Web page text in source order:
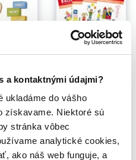
a kontaktnými údajmi?
ukladáme do vášho
získavame. Niektoré sú
stránka vôbec
analytické cookies,
ako náš web funguje, a
Logovedko skúma predložky
,Mária Ruhalovská ,Oľga
Na sklade
25,00€